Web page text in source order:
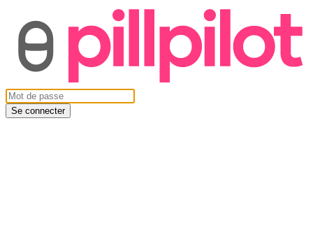
Se connecter